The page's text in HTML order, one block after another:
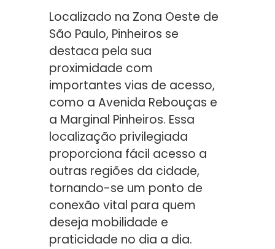
Localizado na Zona Oeste de
São Paulo, Pinheiros se
destaca pela sua
proximidade com
importantes vias de acesso,
como a Avenida Rebouças e
a Marginal Pinheiros. Essa
localização privilegiada
proporciona fácil acesso a
outras regiões da cidade,
tornando-se um ponto de
conexão vital para quem
deseja mobilidade e
praticidade no dia a dia.